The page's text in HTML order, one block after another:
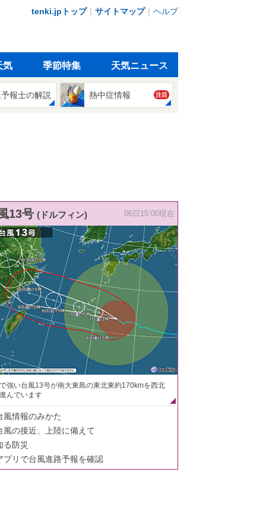
tenki.jpトップ｜ サイトマップ｜ ヘルプ
気 季節特集 天気ニュース
報士の解説 熱中症情報 注目
13号 (ドルフィン) 06日15:00現在
強い台風13号が南大東島の東北東約170kmを西北
んでいます
風情報のみかた
風の接近、上陸に備えて
る防災
プリで台風進路予報を確認